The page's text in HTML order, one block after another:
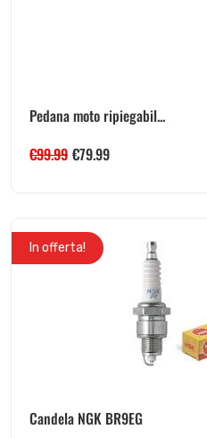
Pedana moto ripiegabil...
€99.99 €79.99
In offerta!
Candela NGK BR9EG